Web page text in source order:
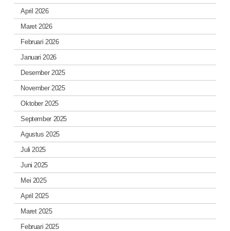
April 2026
Maret 2026
Februari 2026
Januari 2026
Desember 2025
November 2025
Oktober 2025
September 2025
Agustus 2025
Juli 2025
Juni 2025
Mei 2025
April 2025
Maret 2025
Februari 2025